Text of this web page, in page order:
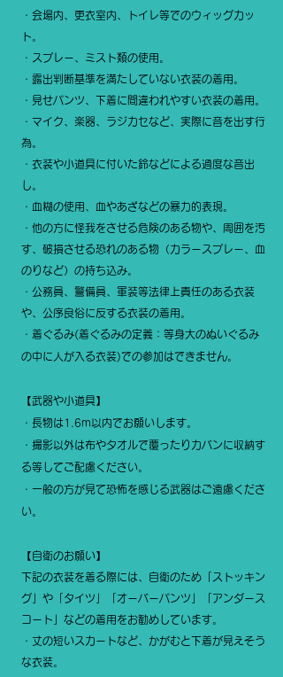
・会場内、更衣室内、トイレ等でのウィッグカッ
ト。
・スプレー、ミスト類の使用。
・露出判断基準を満たしていない衣装の着用。
・見せパンツ、下着に間違われやすい衣装の着用。
・マイク、楽器、ラジカセなど、実際に音を出す行
為。
・衣装や小道具に付いた鈴などによる過度な音出
し。
・血糊の使用、血やあざなどの暴力的表現。
・他の方に怪我をさせる危険のある物や、周囲を汚
す、破損させる恐れのある物（カラースプレー、血
のりなど）の持ち込み。
・公務員、警備員、軍装等法律上責任のある衣装
や、公序良俗に反する衣装の着用。
・着ぐるみ(着ぐるみの定義：等身大のぬいぐるみ
の中に人が入る衣装)での参加はできません。
【武器や小道具】
・長物は1.6m以内でお願いします。
・撮影以外は布やタオルで覆ったりカバンに収納す
る等してご配慮ください。
​・一般の方が見て恐怖を感じる武器はご遠慮くださ
い。
【自衛のお願い】
下記の衣装を着る際には、自衛のため「ストッキン
グ」や「タイツ」「オーバーパンツ」「アンダース
コート」などの着用をお勧めしています。
・丈の短いスカートなど、かがむと下着が見えそう
な衣装。